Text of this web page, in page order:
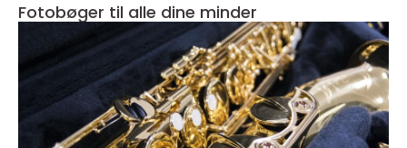
Fotobøger til alle dine minder